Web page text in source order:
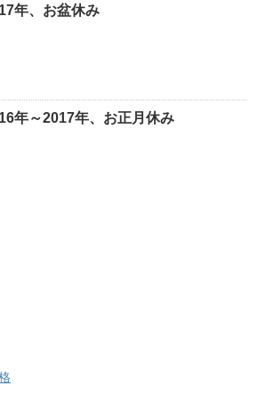
年、お盆休み
年～2017年、お正月休み